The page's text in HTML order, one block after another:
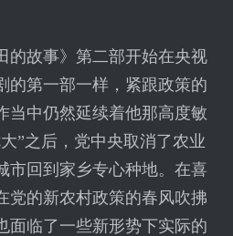
的故事》第二部开始在央视
的第一部一样，紧跟政策的
当中仍然延续着他那高度敏
”之后，党中央取消了农业
市回到家乡专心种地。在喜
党的新农村政策的春风吹拂
面临了一些新形势下实际的